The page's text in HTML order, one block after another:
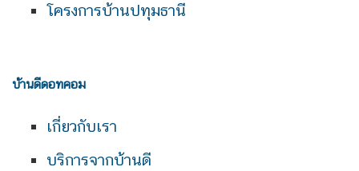
โครงการบ้านปทุมธานี
บ้านดีดอทคอม
เกี่ยวกับเรา
บริการจากบ้านดี